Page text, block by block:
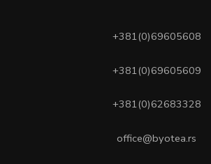
+381(0)69605608
+381(0)69605609
+381(0)62683328
office@byotea.rs